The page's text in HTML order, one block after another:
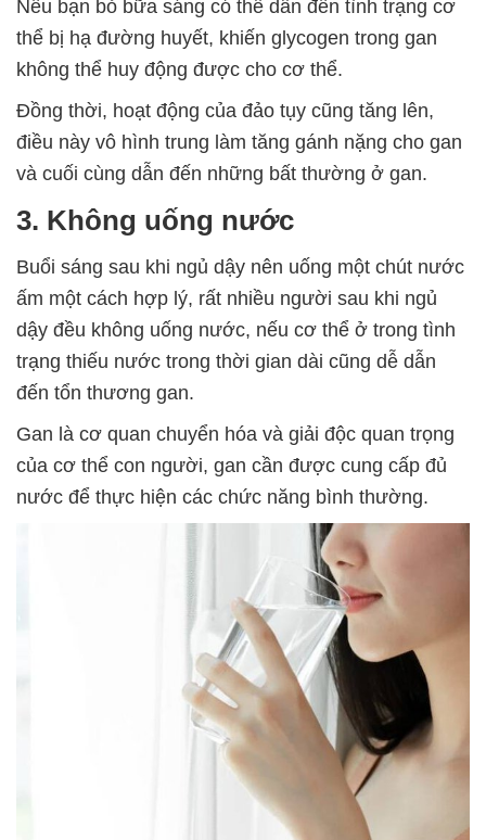
Nếu bạn bỏ bữa sáng có thể dẫn đến tình trạng cơ
thể bị hạ đường huyết, khiến glycogen trong gan
không thể huy động được cho cơ thể.
Đồng thời, hoạt động của đảo tụy cũng tăng lên,
điều này vô hình trung làm tăng gánh nặng cho gan
và cuối cùng dẫn đến những bất thường ở gan.
3. Không uống nước
Buổi sáng sau khi ngủ dậy nên uống một chút nước
ấm một cách hợp lý, rất nhiều người sau khi ngủ
dậy đều không uống nước, nếu cơ thể ở trong tình
trạng thiếu nước trong thời gian dài cũng dễ dẫn
đến tổn thương gan.
Gan là cơ quan chuyển hóa và giải độc quan trọng
của cơ thể con người, gan cần được cung cấp đủ
nước để thực hiện các chức năng bình thường.